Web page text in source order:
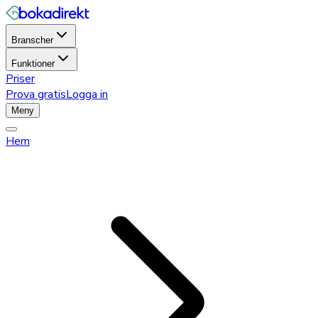
Branscher
Funktioner
Priser
Prova gratisLogga in
Meny
Hem